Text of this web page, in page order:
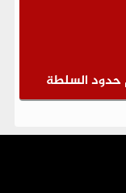
حدود السلطة